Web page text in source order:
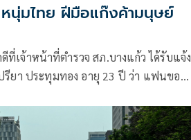
นุ่มไทย ฝีมือแก๊งค้ามนุษย์
ที่เจ้าหน้าที่ตำรวจ สภ.บางแก้ว ได้รับแจ้ง
รียา ประทุมทอง อายุ 23 ปี ว่า แฟนของ